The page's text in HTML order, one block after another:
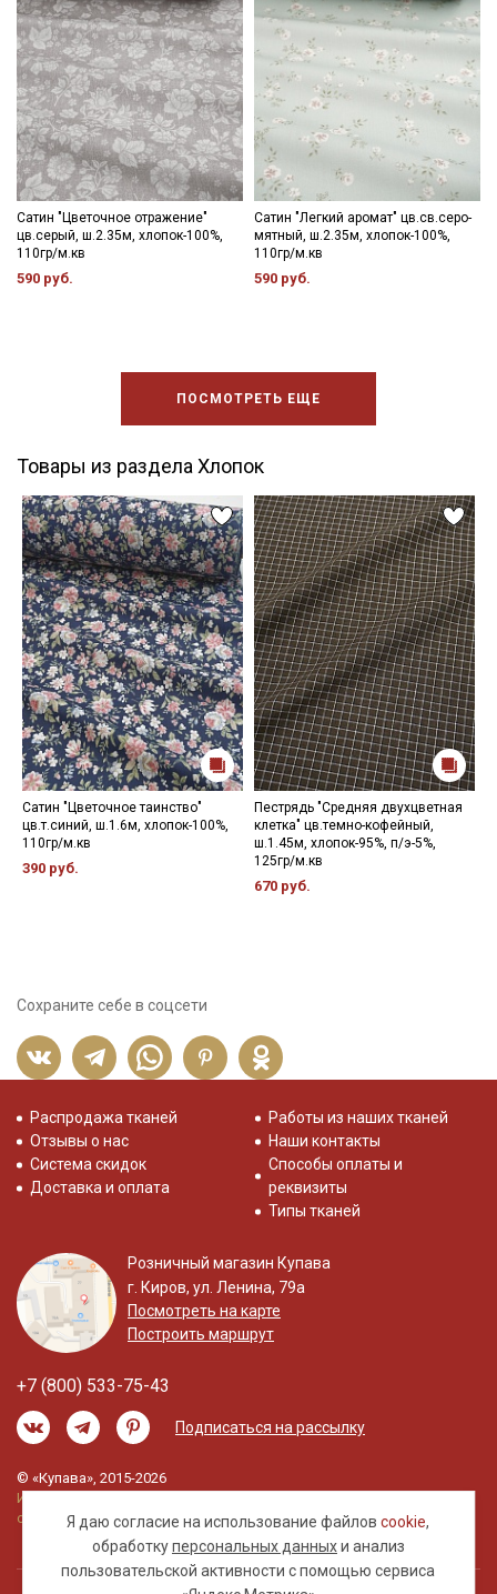
Сатин "Цветочное отражение"
цв.серый, ш.2.35м, хлопок-100%,
110гр/м.кв
590 руб.
Сатин "Легкий аромат" цв.св.серо-
мятный, ш.2.35м, хлопок-100%,
110гр/м.кв
590 руб.
ПОСМОТРЕТЬ ЕЩЕ
Товары из раздела Хлопок
Сатин "Цветочное таинство"
цв.т.синий, ш.1.6м, хлопок-100%,
110гр/м.кв
390 руб.
Пестрядь "Средняя двухцветная
клетка" цв.темно-кофейный,
ш.1.45м, хлопок-95%, п/э-5%,
125гр/м.кв
670 руб.
Сохраните себе в соцсети
Я даю согласие на использование файловcookie,
обработкуперсональных данныхи анализ
пользовательской активности с помощью сервиса
Распродажа тканей
Отзывы о нас
Система скидок
Доставка и оплата
Работы из наших тканей
Наши контакты
Способы оплаты и
реквизиты
Типы тканей
Розничный магазин Купава
г. Киров, ул. Ленина, 79а
Посмотреть на карте
Построить маршрут
+7 (800) 533-75-43
Подписаться на рассылку
© «Купава», 2015-2026
Информация на сайте не является публичной
офертой.